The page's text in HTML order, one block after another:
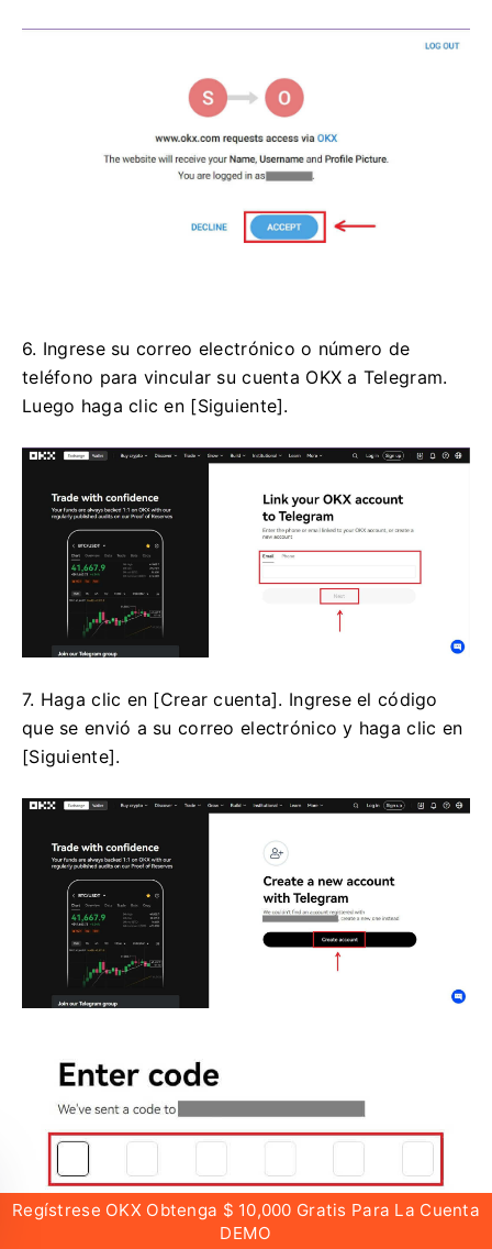
6. Ingrese su correo electrónico o número de
teléfono para vincular su cuenta OKX a Telegram.
Luego haga clic en [Siguiente].
7. Haga clic en [Crear cuenta]. Ingrese el código
que se envió a su correo electrónico y haga clic en
[Siguiente].
Regístrese OKX Obtenga $ 10,000 Gratis Para La Cuenta
DEMO